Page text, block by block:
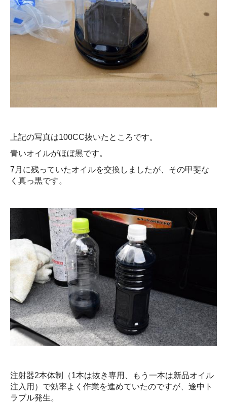
上記の写真は100CC抜いたところです。
青いオイルがほぼ黒です。
7月に残っていたオイルを交換しましたが、その甲斐な
く真っ黒です。
注射器2本体制（1本は抜き専用、もう一本は新品オイル
注入用）で効率よく作業を進めていたのですが、途中ト
ラブル発生。